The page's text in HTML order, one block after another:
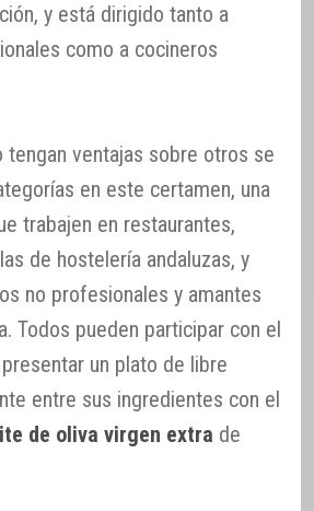
y está dirigido tanto a
como a cocineros
tengan ventajas sobre otros se
en este certamen, una
trabajen en restaurantes,
de hostelería andaluzas, y
no profesionales y amantes
Todos pueden participar con el
un plato de libre
entre sus ingredientes con el
de oliva virgen extra de